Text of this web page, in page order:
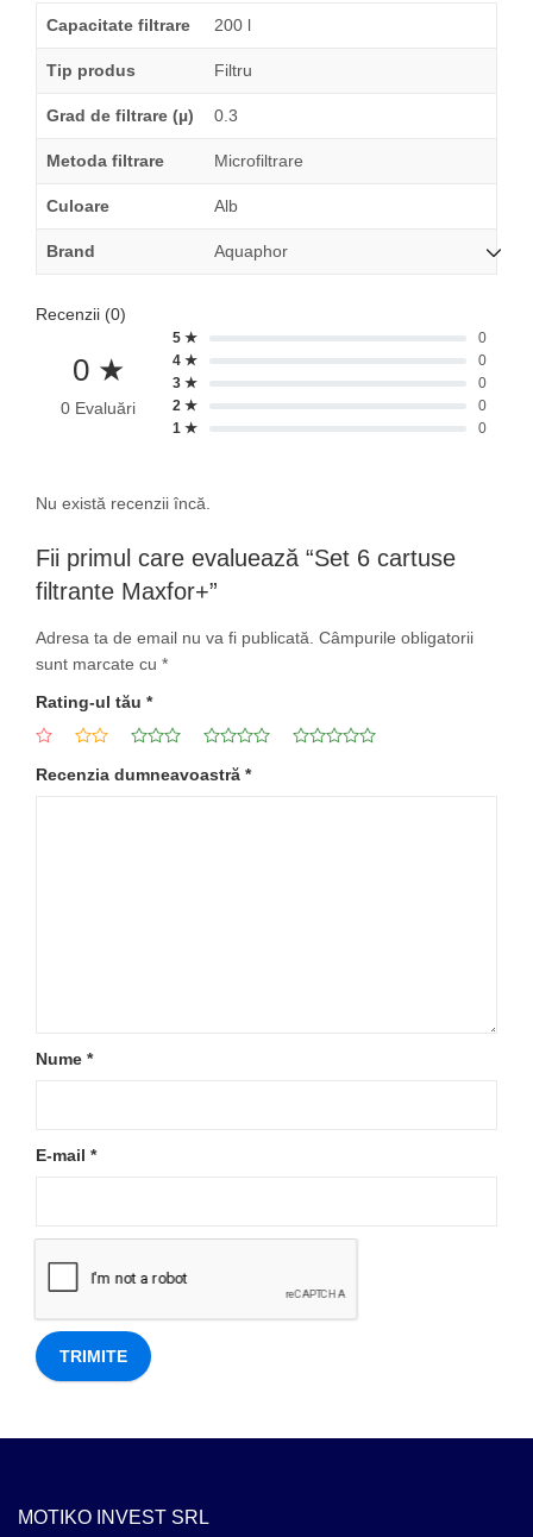
Capacitate filtrare 200 l
Tip produs Filtru
Grad de filtrare (µ) 0.3
Metoda filtrare Microfiltrare
Culoare Alb
Brand Aquaphor
Recenzii (0)
0 ★
0 Evaluări
5 ★
0
4 ★
0
3 ★
0
2 ★
0
1 ★
0
Nu există recenzii încă.
Fii primul care evaluează “Set 6 cartuse
filtrante Maxfor+”
Adresa ta de email nu va fi publicată. Câmpurile obligatorii
sunt marcate cu *
Rating-ul tău *
Recenzia dumneavoastră *
Nume *
E-mail *
MOTIKO INVEST SRL